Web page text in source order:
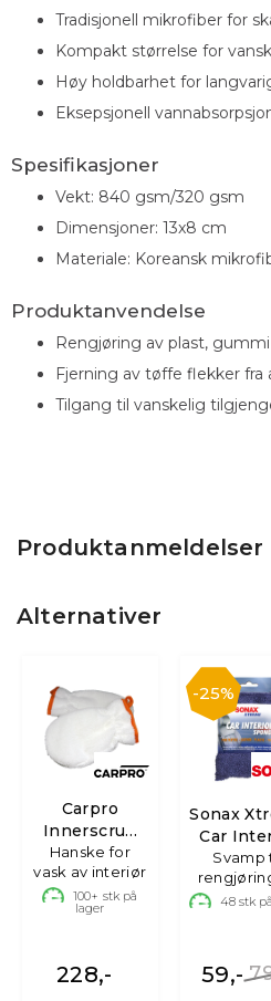
Produktanmeldelser
Alternativer
Carpro
Innerscrub
Glove
Hanske for
vask av interiør
100+ stk på
lager
228,-
25%
Sonax
Car
Svamp
interiør
48stk
59,-
Tradisjonell mikrofiber for
Kompakt størrelse for
Høy holdbarhet for
Eksepsjonell
Spesifikasjoner
Vekt: 840 gsm/320 gsm
Dimensjoner: 13x8 cm
Materiale: Koreansk
Produktanvendelse
Rengjøring av plast,
Fjerning av tøffe flekker
Tilgang til vanskelig